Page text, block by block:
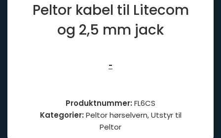
Peltor kabel til Litecom
og 2,5 mm jack
-
Produktnummer: FL6CS
Kategorier: Peltor hørselvern, Utstyr til
Peltor